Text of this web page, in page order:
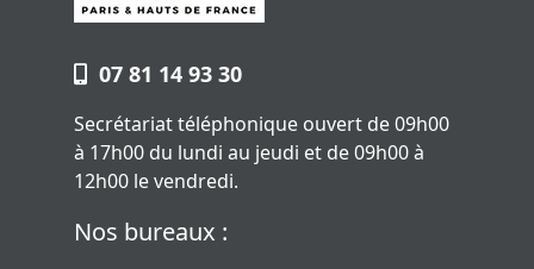
07 81 14 93 30
Secrétariat téléphonique ouvert de 09h00
à 17h00 du lundi au jeudi et de 09h00 à
12h00 le vendredi.
Nos bureaux :